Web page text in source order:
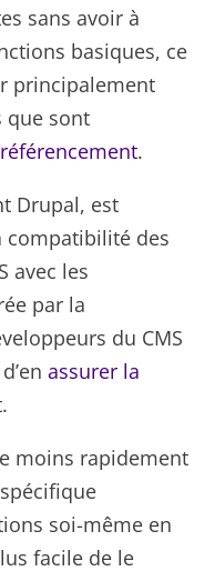
sans avoir à
basiques, ce
principalement
que sont
.
Drupal, est
compatibilité des
avec les
par la
du CMS
assurer la
moins rapidement
soi-même en
facile de le